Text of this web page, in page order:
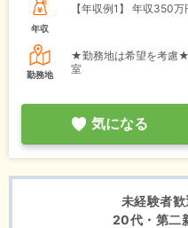
年収
【年収例1】 年収350万
勤務地
★勤務地は希望を考慮★
室
気になる
未経験者歓
20代・第二